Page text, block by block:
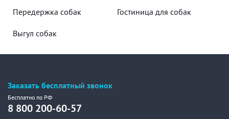
Передержка собак Гостиница для собак
Выгул собак
Заказать бесплатный звонок
Бесплатно по РФ
8 800 200-60-57